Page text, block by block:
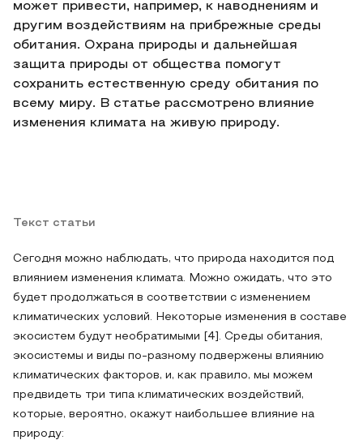
может привести, например, к наводнениям и
другим воздействиям на прибрежные среды
обитания. Охрана природы и дальнейшая
защита природы от общества помогут
сохранить естественную среду обитания по
всему миру. В статье рассмотрено влияние
изменения климата на живую природу.
Текст статьи
Сегодня можно наблюдать, что природа находится под
влиянием изменения климата. Можно ожидать, что это
будет продолжаться в соответствии с изменением
климатических условий. Некоторые изменения в составе
экосистем будут необратимыми [4]. Среды обитания,
экосистемы и виды по-разному подвержены влиянию
климатических факторов, и, как правило, мы можем
предвидеть три типа климатических воздействий,
которые, вероятно, окажут наибольшее влияние на
природу: